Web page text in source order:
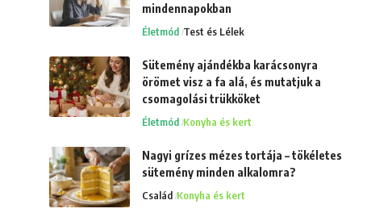
mindennapokban
Életmód Test és Lélek
Sütemény ajándékba karácsonyra
örömet visz a fa alá, és mutatjuk a
csomagolási trükköket
Életmód Konyha és kert
Nagyi grízes mézes tortája – tökéletes
sütemény minden alkalomra?
Család Konyha és kert